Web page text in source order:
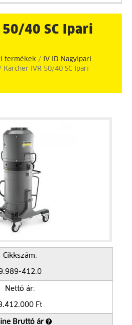
50/40 SC Ipari
termékek /
IV ID Nagyipari
Kärcher IVR 50/40 SC Ipari
Cikkszám:
412.0
Nettó ár:
Ft
Bruttó ár